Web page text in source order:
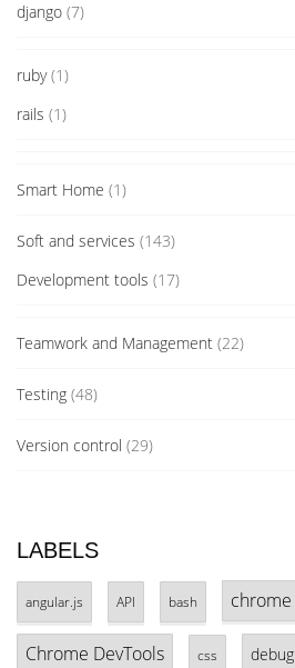
django (7)
ruby(1)
rails (1)
Smart Home (1)
Soft and services (143)
Development tools (17)
Teamwork and Management (22)
Testing (48)
Version control (29)
LABELS
angular.js API bash chrome
Chrome DevTools css debug